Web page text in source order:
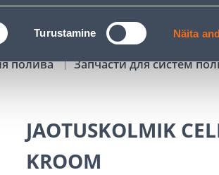
Turustamine Näita
РАССРОЧКА
полива
Запчасти для систем
JAOTUSKOLMIK
KROOM